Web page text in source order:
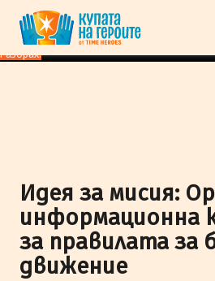
"Купата на героите" от TimeHeroes
добро представяне на сайта и да
повече
Разбрах!
Идея за мисия:
информационна
за правилата за
движение